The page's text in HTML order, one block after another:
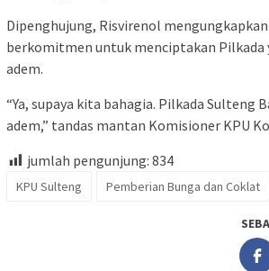
Dipenghujung, Risvirenol
berkomitmen untuk menciptakan Pilkada
adem.
“Ya, supaya kita bahagia. Pilkada Sulteng
adem,” tandas mantan Komisioner KPU
jumlah pengunjung: 834
KPU Sulteng Pemberian Bunga dan Coklat